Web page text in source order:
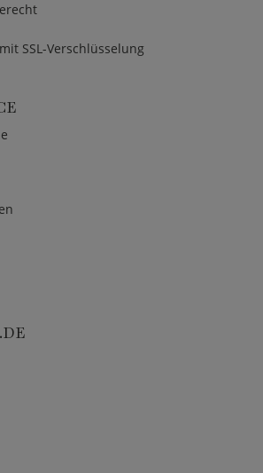
SSL-Verschlüsselung